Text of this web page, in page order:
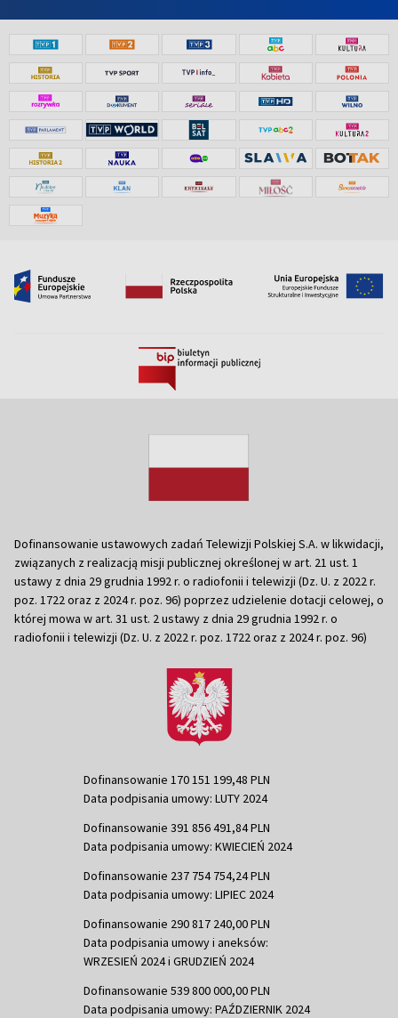
Dofinansowanie ustawowych zadań Telewizji Polskiej S.A. w likwidacji,
związanych z realizacją misji publicznej określonej w art. 21 ust. 1
ustawy z dnia 29 grudnia 1992 r. o radiofonii i telewizji (Dz. U. z 2022 r.
poz. 1722 oraz z 2024 r. poz. 96) poprzez udzielenie dotacji celowej, o
której mowa w art. 31 ust. 2 ustawy z dnia 29 grudnia 1992 r. o
radiofonii i telewizji (Dz. U. z 2022 r. poz. 1722 oraz z 2024 r. poz. 96)
Dofinansowanie 170 151 199,48 PLN
Data podpisania umowy: LUTY 2024
Dofinansowanie 391 856 491,84 PLN
Data podpisania umowy: KWIECIEŃ 2024
Dofinansowanie 237 754 754,24 PLN
Data podpisania umowy: LIPIEC 2024
Dofinansowanie 290 817 240,00 PLN
Data podpisania umowy i aneksów:
WRZESIEŃ 2024 i GRUDZIEŃ 2024
Dofinansowanie 539 800 000,00 PLN
Data podpisania umowy: PAŹDZIERNIK 2024